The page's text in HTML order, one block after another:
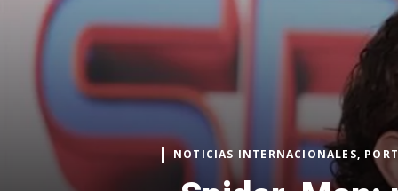
NOTICIAS INTERNACIONALES,